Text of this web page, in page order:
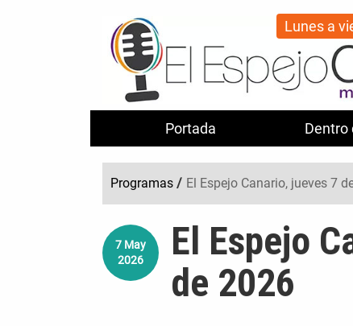
Portada Dentro
Lunes a
Programas / El Espejo Canario, jueves 7
7 May
2026
El Espejo
de 2026